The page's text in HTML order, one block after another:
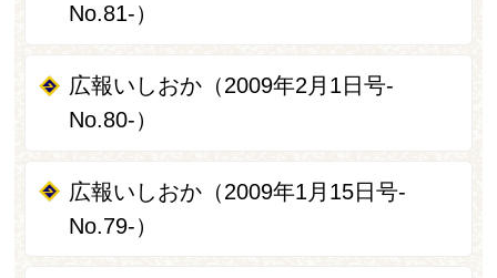
No.81-）
広報いしおか（2009年2月1日号-
No.80-）
広報いしおか（2009年1月15日号-
No.79-）